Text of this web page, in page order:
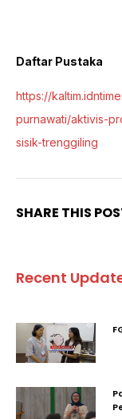
Daftar Pustaka
https://
purnawati/aktivis-
sisik-trenggiling
SHARE THIS
Recent